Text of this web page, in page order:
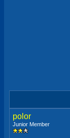
polor
Junior Member